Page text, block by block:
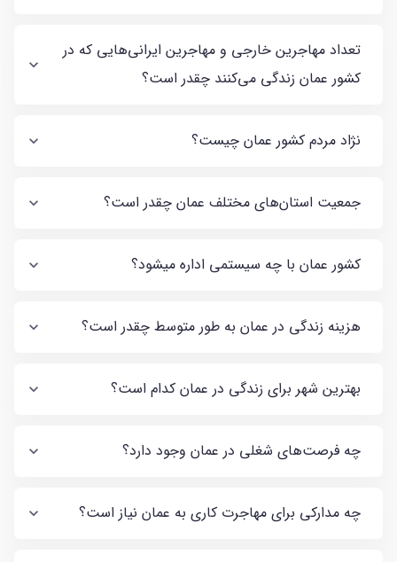
تعداد مهاجرین خارجی و مهاجرین ایرانی‌هایی که در
کشور عمان زندگی می‌کنند چقدر است؟
نژاد مردم کشور عمان چیست؟
جمعیت استان‌های مختلف عمان چقدر است؟
کشور عمان با چه سیستمی اداره میشود؟
هزینه زندگی در عمان به طور متوسط چقدر است؟
بهترین شهر برای زندگی در عمان کدام است؟
چه فرصت‌های شغلی در عمان وجود دارد؟
چه مدارکی برای مهاجرت کاری به عمان نیاز است؟